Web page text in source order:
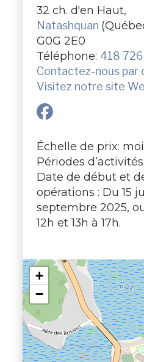
32 ch. d'en Haut,
Natashquan
G0G 2E0
Téléphone: 418
Contactez-nous par
Visitez notre site
Échelle de prix:
Périodes
Date de début et
opérations : Du 15
septembre 2025,
12h et 13h à 17h.
+
−